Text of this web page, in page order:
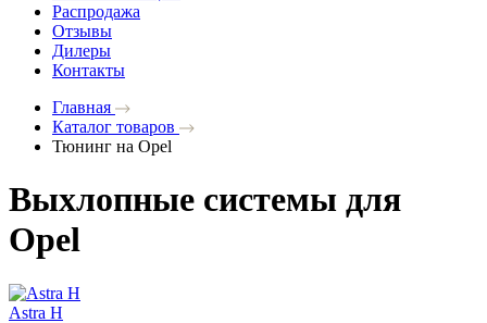
Распродажа
Отзывы
Дилеры
Контакты
Главная
Каталог товаров
Тюнинг на Opel
Выхлопные системы для
Opel
Astra H